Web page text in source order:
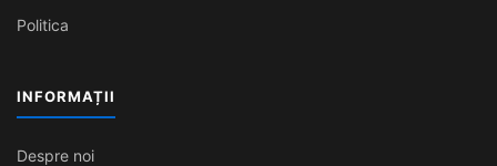
Politica
INFORMAȚII
Despre noi